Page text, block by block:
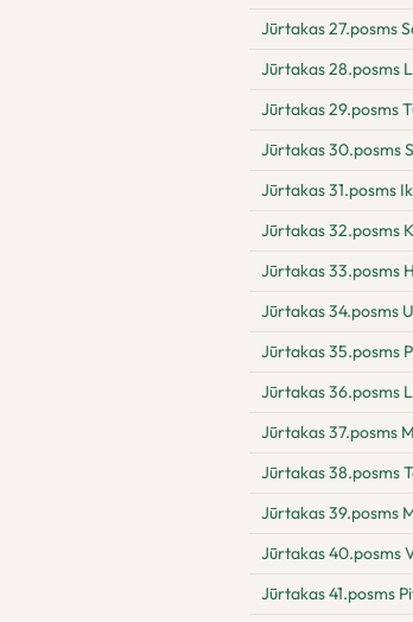
Jūrtakas 27.posms
Jūrtakas 28.posms
Jūrtakas 29.posms
Jūrtakas 30.posms
Jūrtakas 31.posms
Jūrtakas 32.posms
Jūrtakas 33.posms
Jūrtakas 34.posms
Jūrtakas 35.posms
Jūrtakas 36.posms
Jūrtakas 37.posms
Jūrtakas 38.posms
Jūrtakas 39.posms
Jūrtakas 40.posms
Jūrtakas 41.posms